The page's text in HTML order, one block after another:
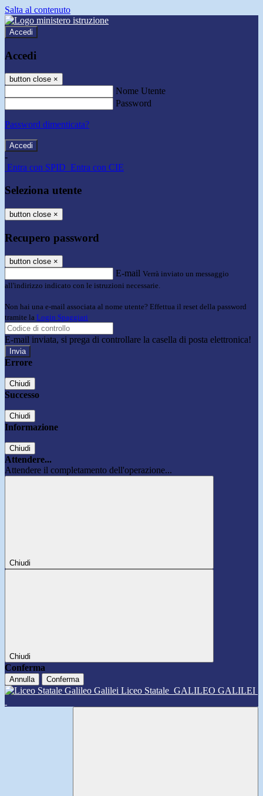
Salta al contenuto
Accedi
Accedi
button close ×
Nome Utente
Password
Password dimenticata?
-
Entra con SPID Entra con CIE
Seleziona utente
button close ×
Recupero password
button close ×
E-mail Verrà inviato un messaggio
all'indirizzo indicato con le istruzioni necessarie.
Non hai una e-mail associata al nome utente? Effettua il reset della password
tramite la Login Spaggiari
E-mail inviata, si prega di controllare la casella di posta elettronica!
Errore
Chiudi
Successo
Chiudi
Informazione
Chiudi
Attendere...
Attendere il completamento dell'operazione...
Chiudi
Chiudi
Conferma
Annulla Conferma
Liceo Statale GALILEO GALILEI